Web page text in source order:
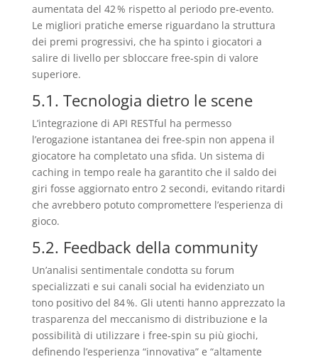
aumentata del 42 % rispetto al periodo pre‑evento.
Le migliori pratiche emerse riguardano la struttura
dei premi progressivi, che ha spinto i giocatori a
salire di livello per sbloccare free‑spin di valore
superiore.
5.1. Tecnologia dietro le scene
L’integrazione di API RESTful ha permesso
l’erogazione istantanea dei free‑spin non appena il
giocatore ha completato una sfida. Un sistema di
caching in tempo reale ha garantito che il saldo dei
giri fosse aggiornato entro 2 secondi, evitando ritardi
che avrebbero potuto compromettere l’esperienza di
gioco.
5.2. Feedback della community
Un’analisi sentimentale condotta su forum
specializzati e sui canali social ha evidenziato un
tono positivo del 84 %. Gli utenti hanno apprezzato la
trasparenza del meccanismo di distribuzione e la
possibilità di utilizzare i free‑spin su più giochi,
definendo l’esperienza “innovativa” e “altamente